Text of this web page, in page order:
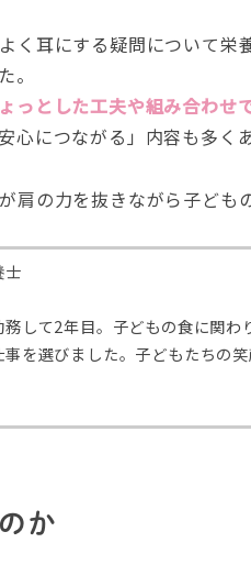
く耳にする疑問について
。
っとした工夫や組み合わせ
心につながる」内容も多くあ
肩の力を抜きながら子ど
士
して2年目。子どもの食に関
を選びました。子どもたちの
か